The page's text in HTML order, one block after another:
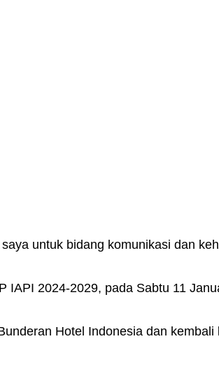
untuk bidang komunikasi dan
IAPI 2024-2029, pada Sabtu 11
Hotel Indonesia dan